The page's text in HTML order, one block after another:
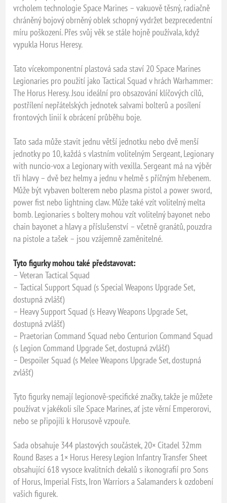
vrcholem technologie Space Marines – vakuově těsný, radiačně
chráněný bojový obrněný oblek schopný vydržet bezprecedentní
míru poškození. Přes svůj věk se stále hojně používala, když
vypukla Horus Heresy.
Tato vícekomponentní plastová sada staví 20 Space Marines
Legionaries pro použití jako Tactical Squad v hrách Warhammer:
The Horus Heresy. Jsou ideální pro obsazování klíčových cílů,
postřílení nepřátelských jednotek salvami bolterů a posílení
frontových linií k obrácení průběhu boje.
Tato sada může stavit jednu větší jednotku nebo dvě menší
jednotky po 10, každá s vlastním volitelným Sergeant, Legionary
with nuncio-vox a Legionary with vexilla. Sergeant má na výběr
tři hlavy – dvě bez helmy a jednu v helmě s příčným hřebenem.
Může být vybaven bolterem nebo plasma pistol a power sword,
power fist nebo lightning claw. Může také vzít volitelný melta
bomb. Legionaries s boltery mohou vzít volitelný bayonet nebo
chain bayonet a hlavy a příslušenství – včetně granátů, pouzdra
na pistole a tašek – jsou vzájemně zaměnitelné.
Tyto figurky mohou také představovat:
– Veteran Tactical Squad
– Tactical Support Squad (s Special Weapons Upgrade Set,
dostupná zvlášť)
– Heavy Support Squad (s Heavy Weapons Upgrade Set,
dostupná zvlášť)
– Praetorian Command Squad nebo Centurion Command Squad
(s Legion Command Upgrade Set, dostupná zvlášť)
– Despoiler Squad (s Melee Weapons Upgrade Set, dostupná
zvlášť)
Tyto figurky nemají legionově-specifické značky, takže je můžete
používat v jakékoli síle Space Marines, ať jste věrní Emperorovi,
nebo se připojili k Horusově vzpouře.
Sada obsahuje 344 plastových součástek, 20× Citadel 32mm
Round Bases a 1× Horus Heresy Legion Infantry Transfer Sheet
obsahující 618 vysoce kvalitních dekalů s ikonografií pro Sons
of Horus, Imperial Fists, Iron Warriors a Salamanders k ozdobení
vašich figurek.